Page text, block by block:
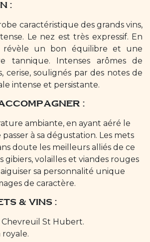
:
caractéristique des grands vins,
Le nez est très expressif. En
révèle un bon équilibre et une
tannique. Intenses arômes de
cerise, soulignés par des notes de
intense et persistante.
:
ambiante, en ayant aéré le
à sa dégustation. Les mets
doute les meilleurs alliés de ce
gibiers, volailles et viandes rouges
sa personnalité unique
de caractère.
& VINS :
Chevreuil St Hubert.
royale.